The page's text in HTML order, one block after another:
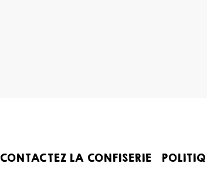
CONTACTEZ LA CONFISERIE